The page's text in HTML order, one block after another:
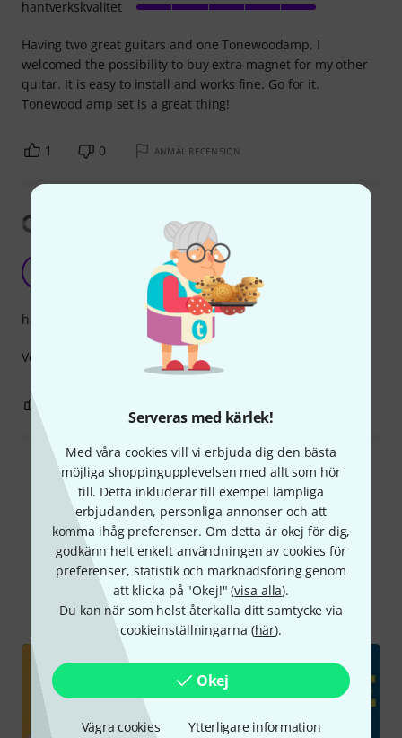
Serveras med kärlek!
Med våra cookies vill vi erbjuda dig den bästa
möjliga shoppingupplevelsen med allt som hör
till. Detta inkluderar till exempel lämpliga
erbjudanden, personliga annonser och att
komma ihåg preferenser. Om detta är okej för dig,
godkänn helt enkelt användningen av cookies för
preferenser, statistik och marknadsföring genom
att klicka på "Okej!" (visa alla).
Du kan när som helst återkalla ditt samtycke via
cookieinställningarna (här).
Okej
Vägra cookies Ytterligare information
Having two great guitars and one Tonewoodamp, I
welcomed the possibility to buy extra magnet for my other
quitar. It is easy to install and works fine. Go for it.
Tonewood amp set is a great thing!
hantverkskvalitet
1 0 ANMÄL RECENSION
Very strong magnets
ronaldsharpe 01.09.2020
Very good and handy to have a spare for another guitar
hantverkskvalitet
Läs alla recensioner
Visste du?
Alla videos Onlineguide